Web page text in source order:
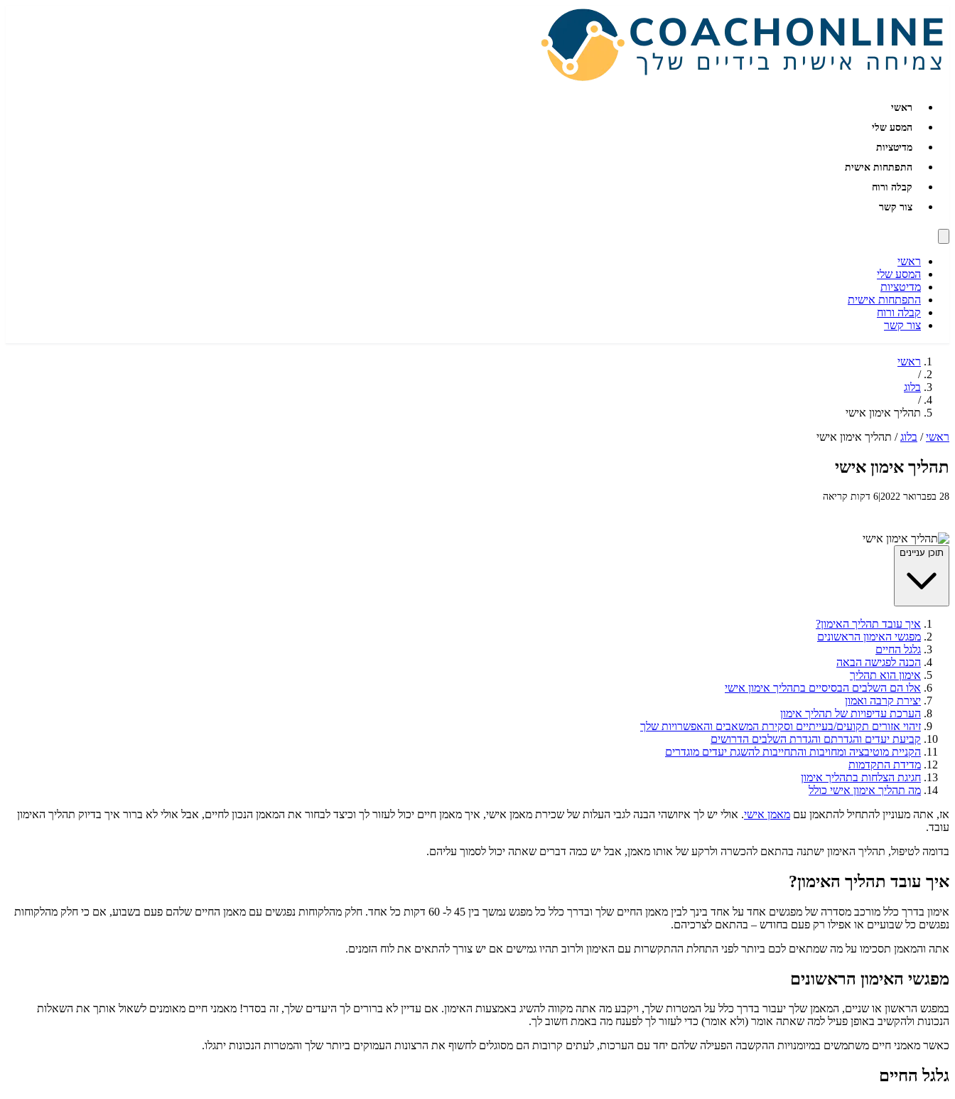
ראשי
המסע שלי
מדיטציות
התפתחות אישית
קבלה ורוח
צור קשר
ראשי
המסע שלי
מדיטציות
התפתחות אישית
קבלה ורוח
צור קשר
ראשי
/
בלוג
/
תהליך אימון אישי
ראשי / בלוג / תהליך אימון אישי
תהליך אימון אישי
28 בפברואר 2022 6 דקות קריאה
תוכן עניינים
איך עובד תהליך האימון?
מפגשי האימון הראשונים
גלגל החיים
הכנה לפגישה הבאה
אימון הוא תהליך
אלו הם השלבים הבסיסיים בתהליך אימון אישי
יצירת קרבה ואמון
הערכת עדיפויות של תהליך אימון
זיהוי אזורים תקועים/בעייתיים וסקירת המשאבים והאפשרויות שלך
קביעת יעדים והגדרתם והגדרת השלבים הדרושים
הקניית מוטיבציה ומחויבות והתחייבות להשגת יעדים מוגדרים
מדידת התקדמות
חגיגת הצלחות בתהליך אימון
מה תהליך אימון אישי כולל
אז, אתה מעוניין להתחיל להתאמן עם מאמן אישי. אולי יש לך איזושהי הבנה לגבי העלות של שכירת מאמן אישי, איך מאמן חיים יכול לעזור לך וכיצד לבחור את המאמן הנכון לחיים, אבל אולי לא ברור איך בדיוק תהליך האימון
עובד.
בדומה לטיפול, תהליך האימון ישתנה בהתאם להכשרה ולרקע של אותו מאמן, אבל יש כמה דברים שאתה יכול לסמוך עליהם.
איך עובד תהליך האימון?
אימון בדרך כלל מורכב מסדרה של מפגשים אחד על אחד בינך לבין מאמן החיים שלך ובדרך כלל כל מפגש נמשך בין 45 ל- 60 דקות כל אחד. חלק מהלקוחות נפגשים עם מאמן החיים שלהם פעם בשבוע, אם כי חלק מהלקוחות
נפגשים כל שבועיים או אפילו רק פעם בחודש – בהתאם לצרכיהם.
אתה והמאמן תסכימו על מה שמתאים לכם ביותר לפני התחלת ההתקשרות עם האימון ולרוב תהיו גמישים אם יש צורך להתאים את לוח הזמנים.
מפגשי האימון הראשונים
במפגש הראשון או שניים, המאמן שלך יעבור בדרך כלל על המטרות שלך, ויקבע מה אתה מקווה להשיג באמצעות האימון. אם עדיין לא ברורים לך היעדים שלך, זה בסדר! מאמני חיים מאומנים לשאול אותך את השאלות
הנכונות ולהקשיב באופן פעיל למה שאתה אומר (ולא אומר) כדי לעזור לך לפענח מה באמת חשוב לך.
כאשר מאמני חיים משתמשים במיומנויות ההקשבה הפעילה שלהם יחד עם הערכות, לעתים קרובות הם מסוגלים לחשוף את הרצונות העמוקים ביותר שלך והמטרות הנכונות יתגלו.
גלגל החיים